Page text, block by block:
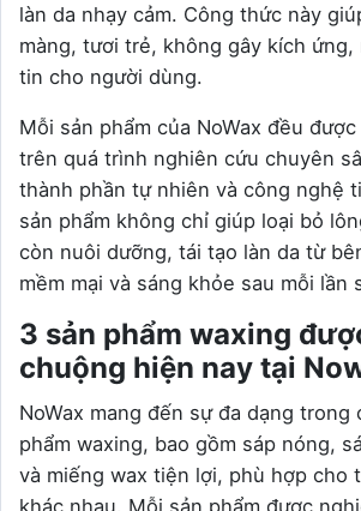
làn da nhạy cảm. Công thức này
màng, tươi trẻ, không gây kích
tin cho người dùng.
Mỗi sản phẩm của NoWax đều
trên quá trình nghiên cứu chuyên
thành phần tự nhiên và công nghệ
sản phẩm không chỉ giúp loại bỏ
còn nuôi dưỡng, tái tạo làn da từ
mềm mại và sáng khỏe sau mỗi lần
3 sản phẩm waxing
chuộng hiện nay tại
NoWax mang đến sự đa dạng trong
phẩm waxing, bao gồm sáp nóng,
và miếng wax tiện lợi, phù hợp cho
khác nhau. Mỗi sản phẩm được